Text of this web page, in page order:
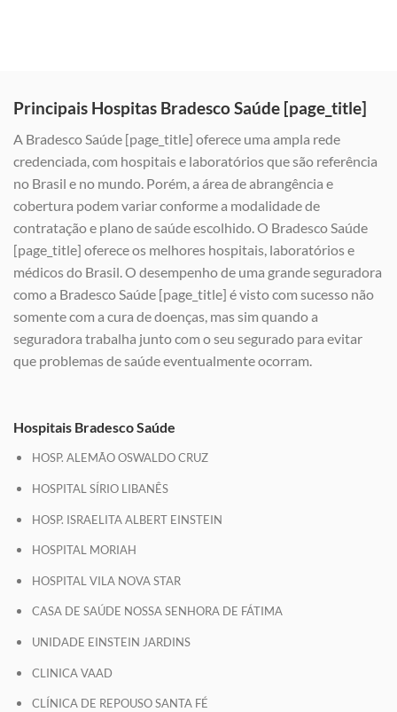
Principais Hospitas Bradesco Saúde [page_title]
A Bradesco Saúde [page_title] oferece uma ampla rede
credenciada, com hospitais e laboratórios que são referência
no Brasil e no mundo. Porém, a área de abrangência e
cobertura podem variar conforme a modalidade de
contratação e plano de saúde escolhido. O Bradesco Saúde
[page_title] oferece os melhores hospitais, laboratórios e
médicos do Brasil. O desempenho de uma grande seguradora
como a Bradesco Saúde [page_title] é visto com sucesso não
somente com a cura de doenças, mas sim quando a
seguradora trabalha junto com o seu segurado para evitar
que problemas de saúde eventualmente ocorram.
Hospitais Bradesco Saúde
HOSP. ALEMÃO OSWALDO CRUZ
HOSPITAL SÍRIO LIBANÊS
HOSP. ISRAELITA ALBERT EINSTEIN
HOSPITAL MORIAH
HOSPITAL VILA NOVA STAR
CASA DE SAÚDE NOSSA SENHORA DE FÁTIMA
UNIDADE EINSTEIN JARDINS
CLINICA VAAD
CLÍNICA DE REPOUSO SANTA FÉ